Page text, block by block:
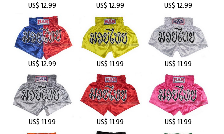
US$ 12.99 US$ 12.99 US$ 12.99
US$ 12.99 US$ 11.99 US$ 11.99
US$ 11.99 US$ 11.99 US$ 11.99